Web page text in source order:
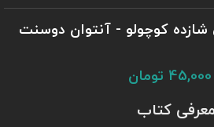
کوچولو - آنتوان دوسنت
45,000 تومان
معرفی کتاب